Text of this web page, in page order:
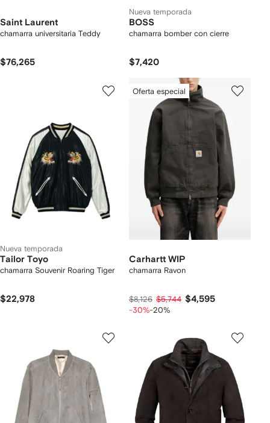
Saint Laurent
chamarra universitaria Teddy
$76,265
Nueva temporada
BOSS
chamarra bomber con cierre
$7,420
Nueva temporada
Tailor Toyo
chamarra Souvenir Roaring Tiger
$22,978
Oferta especial
Carhartt WIP
chamarra Ravon
$8,126 $5,744 $4,595
-30%-20%